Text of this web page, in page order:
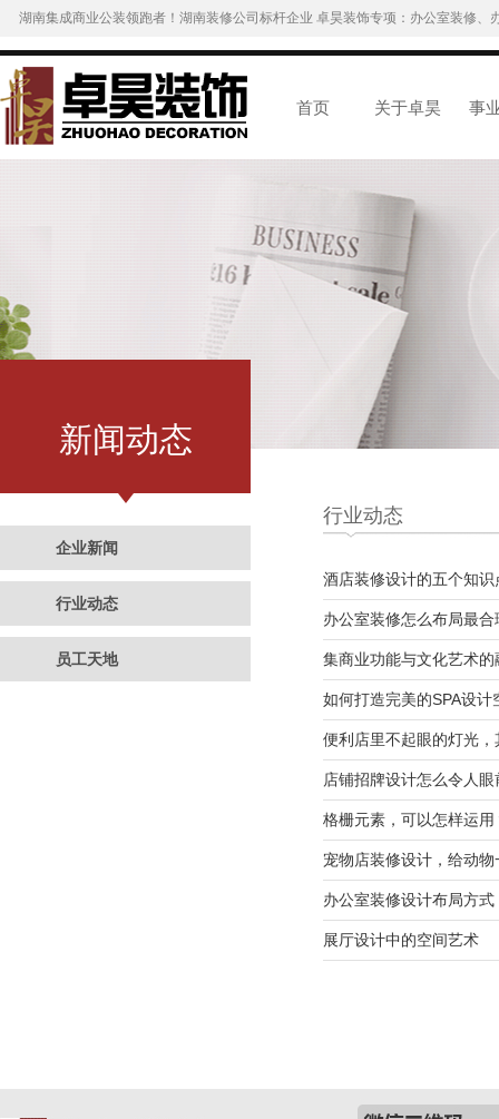
湖南集成商业公装领跑者！湖南装修公司标杆企业 卓昊装饰专项：办公室装修
首页 关于卓昊 事
新闻动态
企业新闻
行业动态
员工天地
行业动态
酒店装修设计的五个知识
办公室装修怎么布局最合
集商业功能与文化艺术的
如何打造完美的SPA设计
便利店里不起眼的灯光，
店铺招牌设计怎么令人
格栅元素，可以怎样运用
宠物店装修设计，给动
办公室装修设计布局方式
展厅设计中的空间艺术